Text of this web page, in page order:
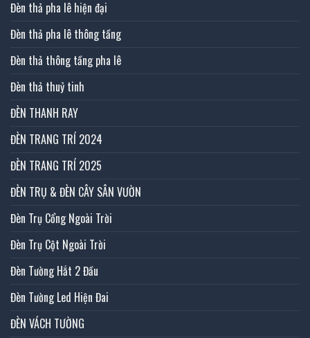
Đèn thả pha lê hiện đại
Đèn thả pha lê thông tầng
Đèn thả thông tầng pha lê
Đèn thả thuỷ tinh
ĐÈN THANH RAY
ĐÈN TRANG TRÍ 2024
ĐÈN TRANG TRÍ 2025
ĐÈN TRỤ & ĐÈN CÂY SÂN VƯỜN
Đèn Trụ Cổng Ngoài Trời
Đèn Trụ Cột Ngoài Trời
Đèn Tường Hắt 2 Đầu
Đèn Tường Led Hiện Đai
ĐÈN VÁCH TƯỜNG